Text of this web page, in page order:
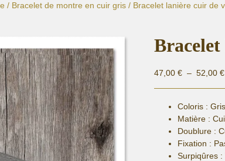
/ Bracelet de montre en cuir gris / Bracelet lanière cuir de
47,00€ – 52,00€
Coloris : Gris
Matière :
Doublure :
Fixation :
Surpiqûres :